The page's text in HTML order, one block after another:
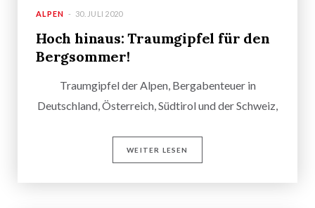
ALPEN 30. JULI 2020
Hoch hinaus: Traumgipfel für den
Bergsommer!
Traumgipfel der Alpen, Bergabenteuer in
Deutschland, Österreich, Südtirol und der Schweiz,
WEITER LESEN